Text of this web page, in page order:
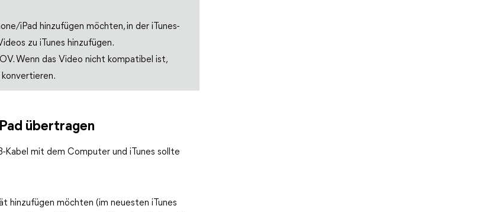
iPad hinzufügen möchten, in der iTunes-
zu iTunes hinzufügen.
Wenn das Video nicht kompatibel ist,
übertragen
Kabel mit dem Computer und iTunes sollte
hinzufügen möchten (im neuesten iTunes